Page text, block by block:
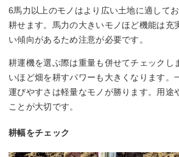
6馬力以上のモノはより広い土地に適して
耕せます。馬力の大きいモノほど機能は充
い傾向があるため注意が必要です。
耕運機を選ぶ際は重量も併せてチェックし
いほど畑を耕すパワーも大きくなります。
運びやすさは軽量なモノが勝ります。用途
ことが大切です。
耕幅をチェック